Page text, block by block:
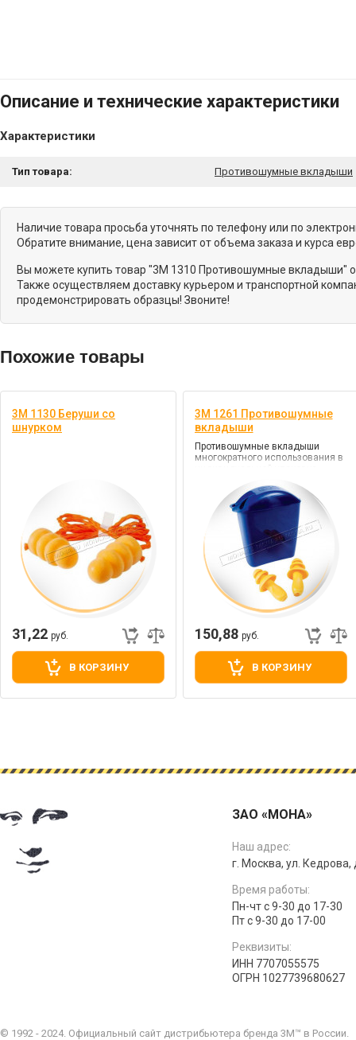
Описание и технические характеристики
Характеристики
Тип товара: Противошумные вкладыши
Наличие товара просьба уточнять по телефону или по
Обратите внимание, цена зависит от объема заказа и курса
Вы можете купить товар "3M 1310 Противошумные вкладыши"
Также осуществляем доставку курьером и транспортной
продемонстрировать образцы! Звоните!
Похожие товары
3M 1130 Беруши со
шнурком
31,22 руб.
В КОРЗИНУ
3M 1261 Противошумные
вкладыши
Противошумные вкладыши
многократного использования в
индивидуальной упаковке
150,88 руб.
В КОРЗИНУ
ЗАО «МОНА»
Наш адрес:
г. Москва, ул. Кедрова,
Время работы:
Пн-чт с 9-30 до 17-30
Пт с 9-30 до 17-00
Реквизиты:
ИНН 7707055575
ОГРН 1027739680627
© 1992 - 2024. Официальный сайт дистрибьютера бренда 3M™ в России.